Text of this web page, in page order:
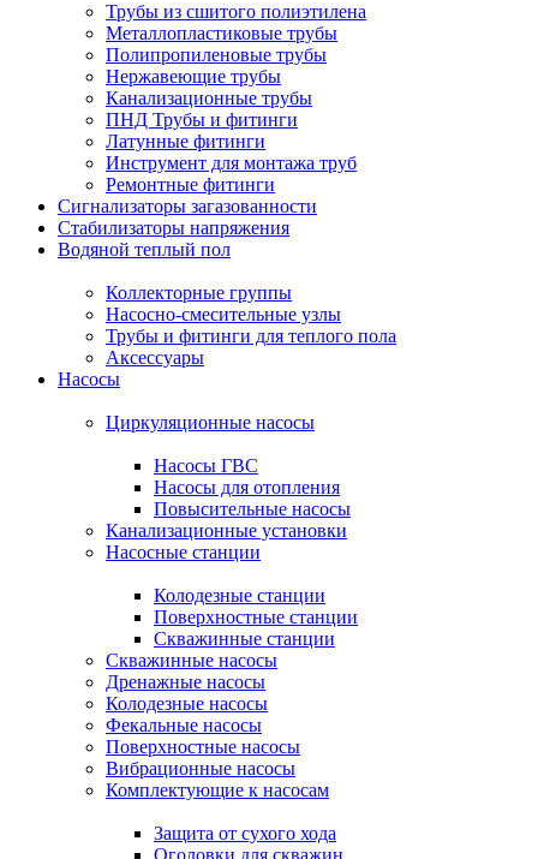
Трубы из сшитого полиэтилена
Металлопластиковые трубы
Полипропиленовые трубы
Нержавеющие трубы
Канализационные трубы
ПНД Трубы и фитинги
Латунные фитинги
Инструмент для монтажа труб
Ремонтные фитинги
Сигнализаторы загазованности
Стабилизаторы напряжения
Водяной теплый пол
Коллекторные группы
Насосно-смесительные узлы
Трубы и фитинги для теплого пола
Аксессуары
Насосы
Циркуляционные насосы
Насосы ГВС
Насосы для отопления
Повысительные насосы
Канализационные установки
Насосные станции
Колодезные станции
Поверхностные станции
Скважинные станции
Скважинные насосы
Дренажные насосы
Колодезные насосы
Фекальные насосы
Поверхностные насосы
Вибрационные насосы
Комплектующие к насосам
Защита от сухого хода
Оголовки для скважин